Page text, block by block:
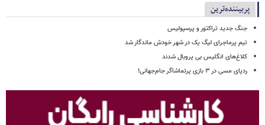
پربیننده‌ترین
جنگ جدید تراکتور و پرسپولیس
تیم پرماجرای لیگ یک در شهر خودش ماندگار شد
کلاغ‌های انگلیس بی پروبال شدند
ردپای مسی در ۳ بازی پرتماشاگر جام‌جهانی!